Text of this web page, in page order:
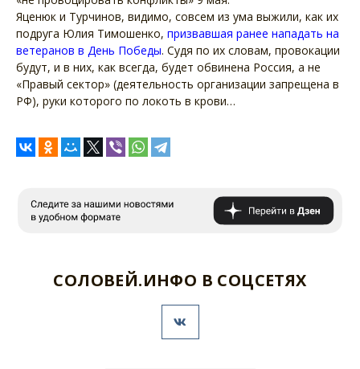
Яценюк и Турчинов, видимо, совсем из ума выжили, как их
подруга Юлия Тимошенко, призвавшая ранее нападать на
ветеранов в День Победы. Судя по их словам, провокации
будут, и в них, как всегда, будет обвинена Россия, а не
«Правый сектор» (деятельность организации запрещена в
РФ), руки которого по локоть в крови…
СОЛОВЕЙ.ИНФО В СОЦСЕТЯХ